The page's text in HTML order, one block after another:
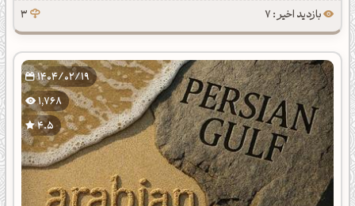
بازدید اخیر : 7 3
1404/02/19
1,768
4.5